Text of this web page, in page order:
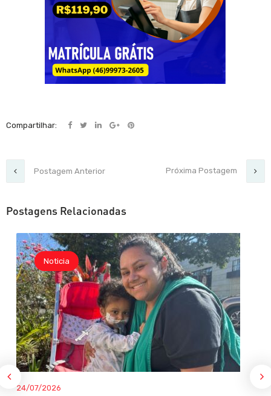
Compartilhar:
Postagem Anterior Próxima Postagem
Postagens Relacionadas
Noticia
24/07/2026